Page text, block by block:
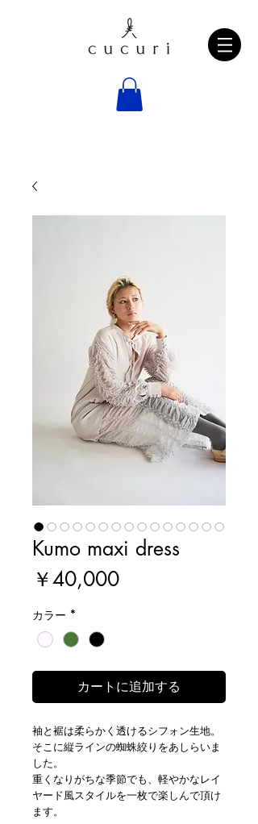
Kumo maxi dress
￥40,000価
カラー *
カートに追加する
袖と裾は柔らかく透けるシフォン生地。
そこに縦ラインの蜘蛛絞りをあしらいま
した。
重くなりがちな季節でも、軽やかなレイ
ヤード風スタイルを一枚で楽しんで頂け
ます。